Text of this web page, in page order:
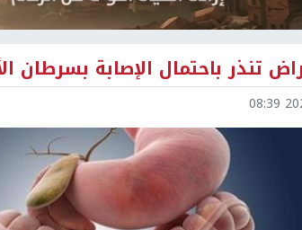
تنذر باحتمال الإصابة بسرطان